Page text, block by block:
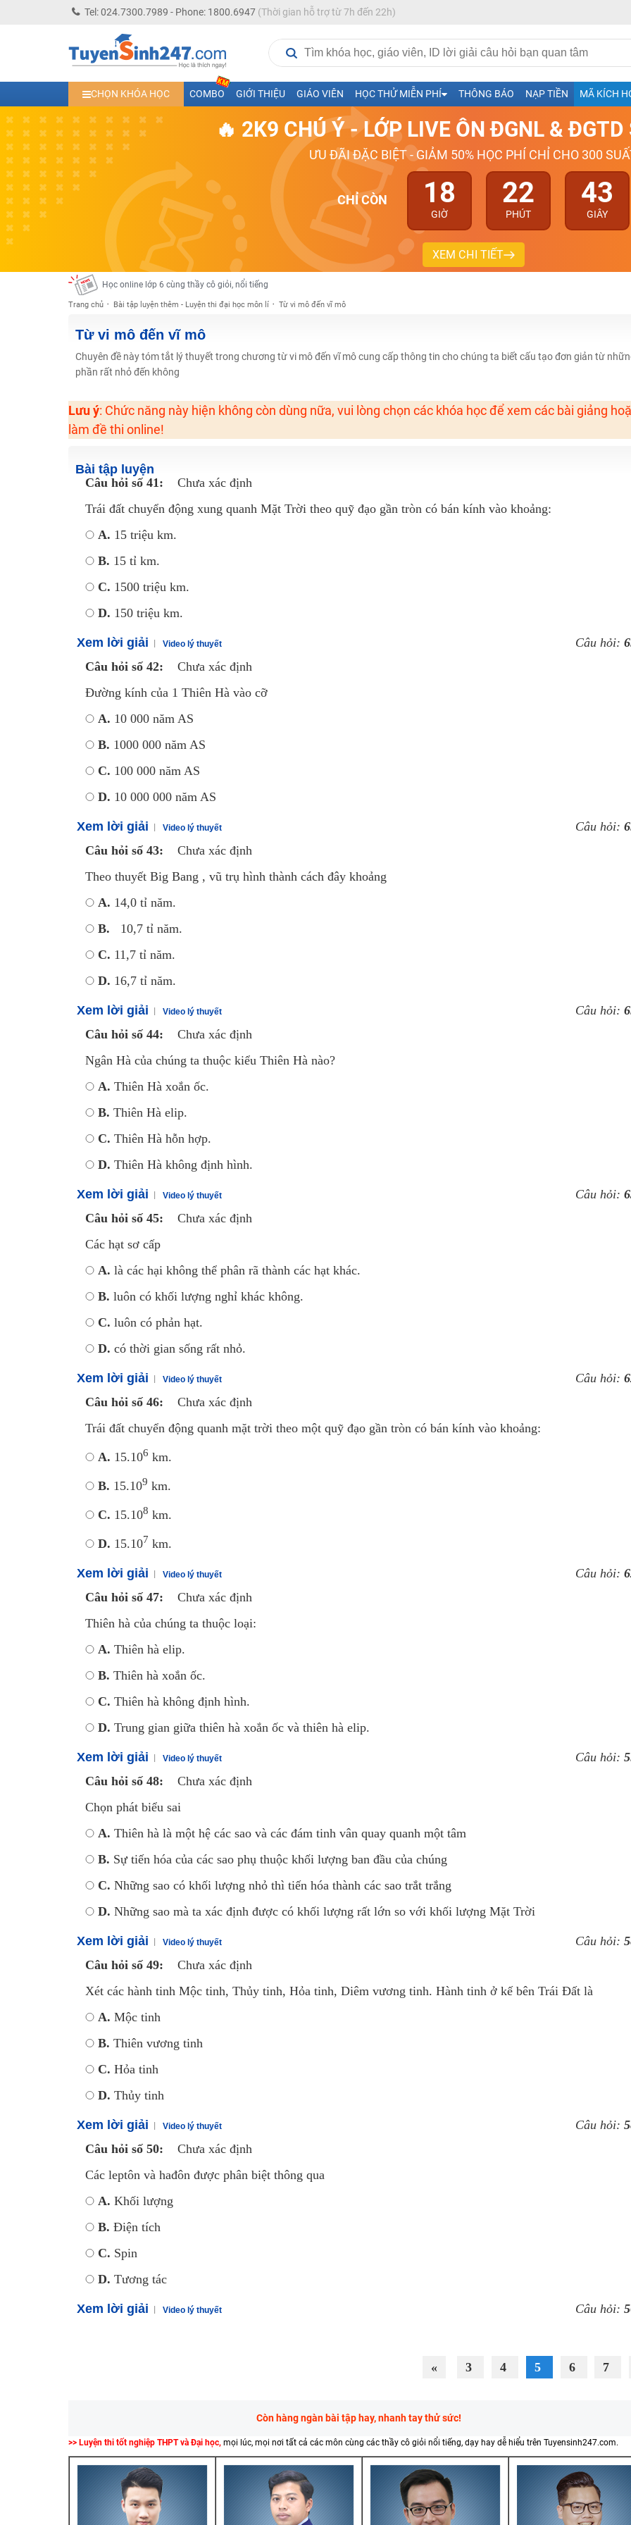
Tel: 024.7300.7989 - Phone: 1800.6947(Thời gian hỗ trợ từ 7h đến 22h)
CHỌN KHÓA HỌC COMBO GIỚI THIỆU GIÁO VIÊN HỌC THỬ MIỄN PHÍ THÔNG BÁO NẠP TIỀN MÃ KÍCH
🔥 2K9 CHÚ Ý - LỚP LIVE ÔN ĐGNL & ĐGTD
ƯU ĐÃI ĐẶC BIỆT - GIẢM 50% HỌC PHÍ CHỈ CHO 300
CHỈ CÒN 18
GIỜ
22
PHÚT
42
GIÂY
XEM CHI TIẾT
Học trực tuyến lớp 10 các môn Toán - Lý - Hóa - Văn - Anh- Sinh-Sử-Địa cùng Thầy Cô giỏi, nổi tiếng
Học trực tuyến lớp 11 đủ môn cùng Thầy Cô giỏi, nổi tiếng
Học online trực tuyến cấp Tiểu học và THCS năm học 2026-2027
Học online lớp 5 cùng thầy cô giáo giỏi, nổi tiếng
Học online lớp 7 cùng thầy cô giáo giỏi
Học online lớp 6 cùng thầy cô giỏi, nổi tiếng
Học online lớp 8 cùng thầy cô giáo giỏi
2K13! Bứt Phá Lớp 5 Năm Học 2023 - 2024
Học online lớp 4 cùng thầy cô giáo giỏi, nổi tiếng
Học online lớp 3 cùng thầy cô giáo giỏi, nổi tiếng
2K6! Lộ Trình Sun 2024 - Ba bước luyện thi TN THPT - ĐH ít nhất 25 điểm
Hot! Lễ hội đồng giá 449K - 499K toàn bộ khoá học tại Tuyensinh247 (Từ 16-18/07/2025)
Đồng giá khóa học 499K - 399K (13/11-15/11)
Khai giảng các khóa lớp 9 Toán - Lý - Hóa - Văn - Anh năm 2018
Trang chủ Bài tập luyện thêm - Luyện thi đại học môn lí Từ vi mô đến vĩ mô
Từ vi mô đến vĩ mô
Chuyên đề này tóm tắt lý thuyết trong chương từ vi mô đến vĩ mô cung cấp thông tin cho chúng ta biết cấu tạo đơn giản từ
phần rất nhỏ đến không
Lưu ý: Chức năng này hiện không còn dùng nữa, vui lòng chọn các khóa học để xem các bài giảng
làm đề thi online!
Bài tập luyện
Câu hỏi số 41:
Chưa xác định
Trái đất chuyển động xung quanh Mặt Trời theo quỹ đạo gần tròn có bán kính vào khoảng:
A. 15 triệu km.
B. 15 tỉ km.
C. 1500 triệu km.
D. 150 triệu km.
Xem lời giải Video lý thuyết Câu hỏi:
Câu hỏi số 42:
Chưa xác định
Đường kính của 1 Thiên Hà vào cỡ
A. 10 000 năm AS
B. 1000 000 năm AS
C. 100 000 năm AS
D. 10 000 000 năm AS
Xem lời giải Video lý thuyết Câu hỏi:
Câu hỏi số 43:
Chưa xác định
Theo thuyết Big Bang , vũ trụ hình thành cách đây khoảng
A. 14,0 tỉ năm.
B. 10,7 tỉ năm.
C. 11,7 tỉ năm.
D. 16,7 tỉ năm.
Xem lời giải Video lý thuyết Câu hỏi:
Câu hỏi số 44:
Chưa xác định
Ngân Hà của chúng ta thuộc kiểu Thiên Hà nào?
A. Thiên Hà xoắn ốc.
B. Thiên Hà elip.
C. Thiên Hà hỗn hợp.
D. Thiên Hà không định hình.
Xem lời giải Video lý thuyết Câu hỏi:
Câu hỏi số 45:
Chưa xác định
Các hạt sơ cấp
A. là các hại không thể phân rã thành các hạt khác.
B. luôn có khối lượng nghỉ khác không.
C. luôn có phản hạt.
D. có thời gian sống rất nhỏ.
Xem lời giải Video lý thuyết Câu hỏi:
Câu hỏi số 46:
Chưa xác định
Trái đất chuyển động quanh mặt trời theo một quỹ đạo gần tròn có bán kính vào khoảng:
A. 15.106 km.
B. 15.109 km.
C. 15.108 km.
D. 15.107 km.
Xem lời giải Video lý thuyết Câu hỏi:
Câu hỏi số 47:
Chưa xác định
Thiên hà của chúng ta thuộc loại:
A. Thiên hà elip.
B. Thiên hà xoắn ốc.
C. Thiên hà không định hình.
D. Trung gian giữa thiên hà xoắn ốc và thiên hà elip.
Xem lời giải Video lý thuyết Câu hỏi:
Câu hỏi số 48:
Chưa xác định
Chọn phát biểu sai
A. Thiên hà là một hệ các sao và các đám tinh vân quay quanh một tâm
B. Sự tiến hóa của các sao phụ thuộc khối lượng ban đầu của chúng
C. Những sao có khối lượng nhỏ thì tiến hóa thành các sao trắt trắng
D. Những sao mà ta xác định được có khối lượng rất lớn so với khối lượng Mặt Trời
Xem lời giải Video lý thuyết Câu hỏi:
Câu hỏi số 49:
Chưa xác định
Xét các hành tinh Mộc tinh, Thủy tinh, Hỏa tinh, Diêm vương tinh. Hành tinh ở kế bên Trái Đất là
A. Mộc tinh
B. Thiên vương tinh
C. Hỏa tinh
D. Thủy tinh
Xem lời giải Video lý thuyết Câu hỏi:
Câu hỏi số 50:
Chưa xác định
Các leptôn và hađôn được phân biệt thông qua
A. Khối lượng
B. Điện tích
C. Spin
D. Tương tác
Xem lời giải Video lý thuyết Câu hỏi:
« 3 4 5 6 7
Còn hàng ngàn bài tập hay, nhanh tay thử sức!
>> Luyện thi tốt nghiệp THPT và Đại học, mọi lúc, mọi nơi tất cả các môn cùng các thầy cô giỏi nổi tiếng, dạy hay dễ hiểu trên Tuyensinh247.com.